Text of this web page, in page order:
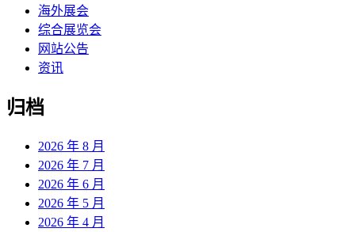
海外展会
综合展览会
网站公告
资讯
归档
2026 年 8 月
2026 年 7 月
2026 年 6 月
2026 年 5 月
2026 年 4 月